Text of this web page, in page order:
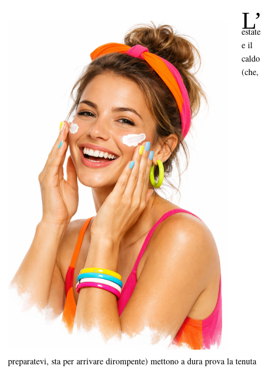
L’
estate
e il
caldo
(che,
preparatevi, sta per arrivare dirompente) mettono a dura prova la tenuta